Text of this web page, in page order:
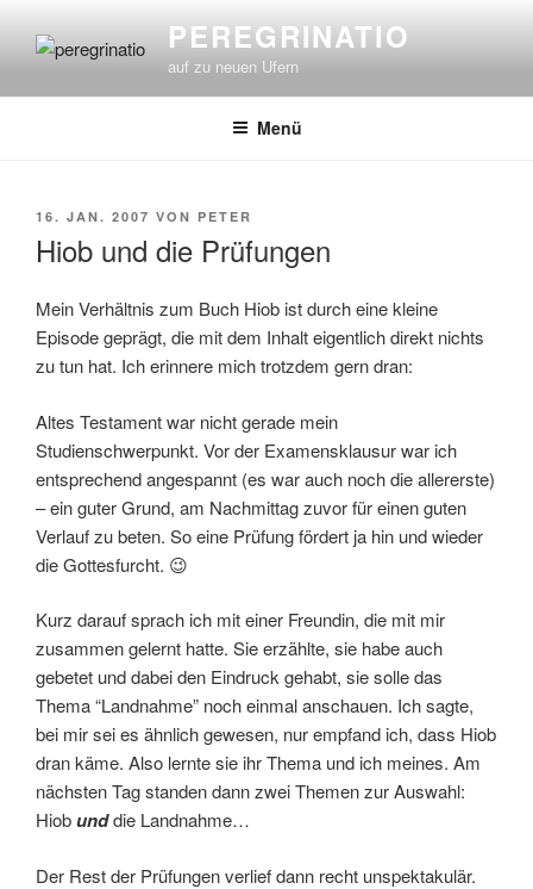
Inhalt
PEREGRINATIO
auf zu neuen Ufern
Menü
VERÖFFENTLICHT
16. JAN. 2007 VON PETER
Hiob und die Prüfungen
Mein Verhältnis zum Buch Hiob ist durch eine kleine
Episode geprägt, die mit dem Inhalt eigentlich direkt nichts
zu tun hat. Ich erinnere mich trotzdem gern dran:
Altes Testament war nicht gerade mein
Studienschwerpunkt. Vor der Examensklausur war ich
entsprechend angespannt (es war auch noch die allererste)
– ein guter Grund, am Nachmittag zuvor für einen guten
Verlauf zu beten. So eine Prüfung fördert ja hin und wieder
die Gottesfurcht. 😉
Kurz darauf sprach ich mit einer Freundin, die mit mir
zusammen gelernt hatte. Sie erzählte, sie habe auch
gebetet und dabei den Eindruck gehabt, sie solle das
Thema “Landnahme” noch einmal anschauen. Ich sagte,
bei mir sei es ähnlich gewesen, nur empfand ich, dass Hiob
dran käme. Also lernte sie ihr Thema und ich meines. Am
nächsten Tag standen dann zwei Themen zur Auswahl:
Hiobunddie Landnahme…
Der Rest der Prüfungen verlief dann recht unspektakulär.